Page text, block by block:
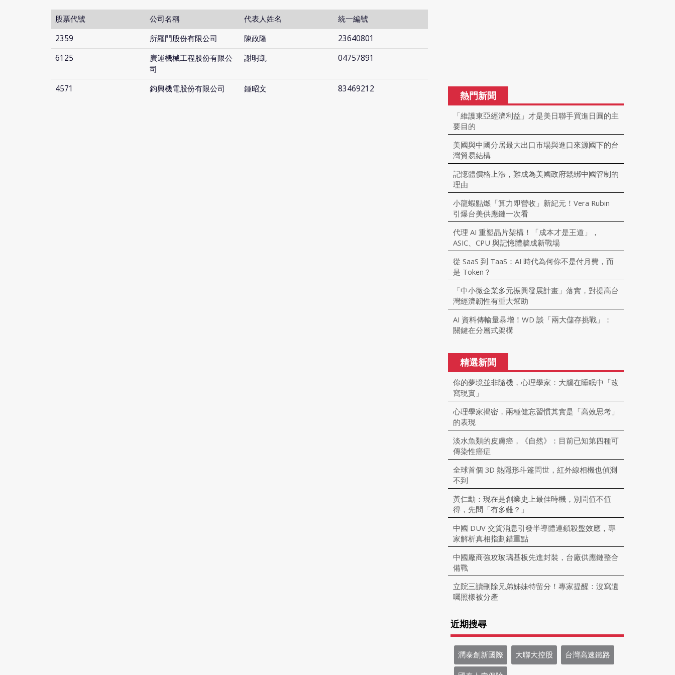
股票代號 公司名稱 代表人姓名
統一編號
2359
所羅門股份有限公司 陳政隆
23640801
6125
廣運機械工程股份有限公
司
謝明凱 04757891
4571 鈞興機電股份有限公司 鍾昭文 83469212
熱門新聞
「維護東亞經濟利益」才是美日聯手買進日圓的主
要目的
美國與中國分居最大出口市場與進口來源國下的台
灣貿易結構
記憶體價格上漲，難成為美國政府鬆綁中國管制的
理由
小龍蝦點燃「算力即營收」新紀元！Vera Rubin
引爆台美供應鏈一次看
代理 AI 重塑晶片架構！「成本才是王道」，
ASIC、CPU 與記憶體牆成新戰場
從 SaaS 到 TaaS：AI 時代為何你不是付月費，而
是 Token？
「中小微企業多元振興發展計畫」落實，對提高台
灣經濟韌性有重大幫助
AI 資料傳輸量暴增！WD 談「兩大儲存挑戰」：
關鍵在分層式架構
精選新聞
你的夢境並非隨機，心理學家：大腦在睡眠中「改
寫現實」
心理學家揭密，兩種健忘習慣其實是「高效思考」
的表現
淡水魚類的皮膚癌，《自然》：目前已知第四種可
傳染性癌症
全球首個 3D 熱隱形斗篷問世，紅外線相機也偵測
不到
黃仁勳：現在是創業史上最佳時機，別問值不值
得，先問「有多難？」
中國 DUV 交貨消息引發半導體連鎖殺盤效應，專
家解析真相指劃錯重點
中國廠商強攻玻璃基板先進封裝，台廠供應鏈整合
備戰
立院三讀刪除兄弟姊妹特留分！專家提醒：沒寫遺
囑照樣被分產
近期搜尋
潤泰創新國際 大聯大控股 台灣高速鐵路